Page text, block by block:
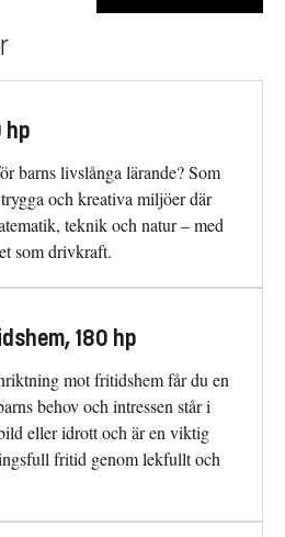
hp
barns livslånga lärande? Som
och kreativa miljöer där
teknik och natur – med
som drivkraft.
180 hp
mot fritidshem får du en
behov och intressen står i
eller idrott och är en viktig
fritid genom lekfullt och